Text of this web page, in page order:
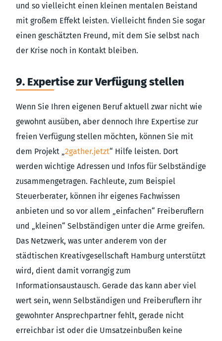
und so vielleicht einen kleinen mentalen Beistand
mit großem Effekt leisten. Vielleicht finden Sie sogar
einen geschätzten Freund, mit dem Sie selbst nach
der Krise noch in Kontakt bleiben.
9. Expertise zur Verfügung stellen
Wenn Sie Ihren eigenen Beruf aktuell zwar nicht wie
gewohnt ausüben, aber dennoch Ihre Expertise zur
freien Verfügung stellen möchten, können Sie mit
dem Projekt „2gather.jetzt“ Hilfe leisten. Dort
werden wichtige Adressen und Infos für Selbständige
zusammengetragen. Fachleute, zum Beispiel
Steuerberater, können ihr eigenes Fachwissen
anbieten und so vor allem „einfachen“ Freiberuflern
und „kleinen“ Selbständigen unter die Arme greifen.
Das Netzwerk, was unter anderem von der
städtischen Kreativgesellschaft Hamburg unterstützt
wird, dient damit vorrangig zum
Informationsaustausch. Gerade das kann aber viel
wert sein, wenn Selbständigen und Freiberuflern ihr
gewohnter Ansprechpartner fehlt, gerade nicht
erreichbar ist oder die Umsatzeinbußen keine